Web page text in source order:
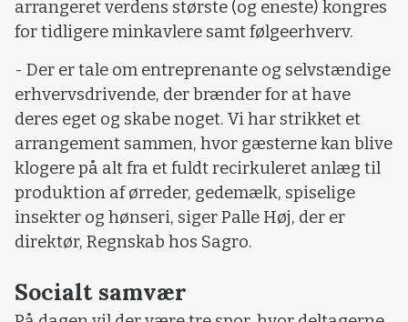
arrangeret verdens største (og eneste) kongres
for tidligere minkavlere samt følgeerhverv.
- Der er tale om entreprenante og selvstændige
erhvervsdrivende, der brænder for at have
deres eget og skabe noget. Vi har strikket et
arrangement sammen, hvor gæsterne kan blive
klogere på alt fra et fuldt recirkuleret anlæg til
produktion af ørreder, gedemælk, spiselige
insekter og hønseri, siger Palle Høj, der er
direktør, Regnskab hos Sagro.
Socialt samvær